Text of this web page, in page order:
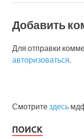
Добавить
Для отправки
авторизоваться
Смотритездесь
ПОИСК